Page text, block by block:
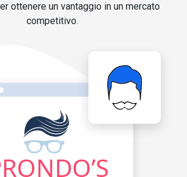
ottenere un vantaggio in un mercato
competitivo.